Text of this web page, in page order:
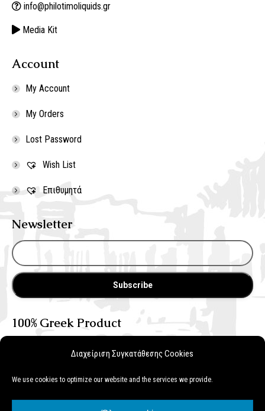
Διαχείριση Συγκατάθεσης Cookies
We use cookies to optimize our website and the services we provide.
info@philotimoliquids.gr
Media Kit
Account
My Account
My Orders
Lost Password
Wish List
Επιθυμητά
Newsletter
100% Greek Product